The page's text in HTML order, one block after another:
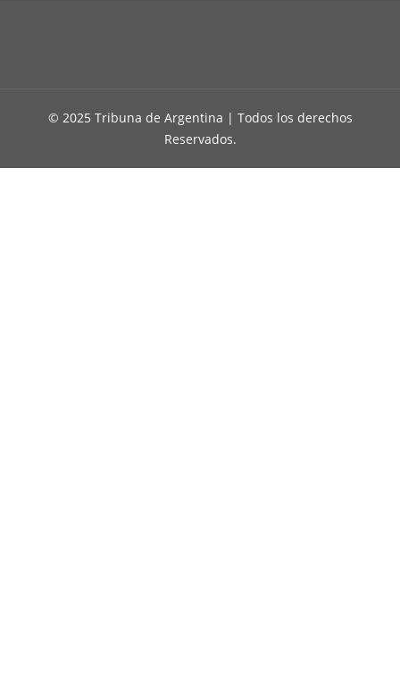
© 2025 Tribuna de Argentina | Todos los derechos
Reservados.